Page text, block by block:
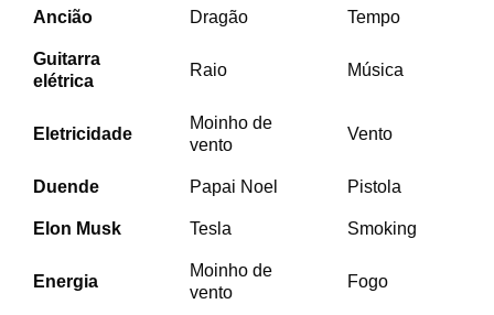
Ancião Dragão Tempo
Guitarra
elétrica
Raio Música
Eletricidade
Moinho de
vento
Vento
Duende Papai Noel Pistola
Elon Musk Tesla Smoking
Energia
Moinho de
vento
Fogo